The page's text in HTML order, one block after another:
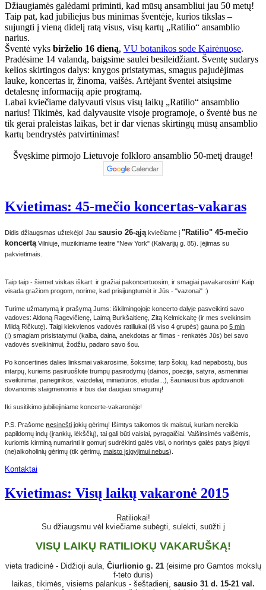
Džiaugiamės galėdami priminti, kad mūsų ansambliui jau 50 metų!
Taip pat, kad jubiliejus bus minimas šventėje, kurios tikslas –
sujungti į vieną didelį ratą visus, visų kartų „Ratilio“ ansamblio
narius.
Šventė vyks birželio 16 dieną, VU botanikos sode Kairėnuose.
Pradėsime 14 valandą, baigsime saulei besileidžiant. Šventę sudarys
kelios skirtingos dalys: knygos pristatymas, smagus pajudėjimas
lauke, koncertas ir, žinoma, vaišės. Artėjant šventei atsiųsime
detalesnę informaciją apie programą.
Labai kviečiame dalyvauti visus visų laikų „Ratilio“ ansamblio
narius! Tikimės, kad dalyvausite visoje programoje, o šventė bus ne
tik gerai praleistas laikas, bet ir dar vienas skirtingų mūsų ansamblio
kartų bendrystės patvirtinimas!
Švęskime pirmojo Lietuvoje folkloro ansamblio 50-metį drauge!
Kvietimas: 45-mečio koncertas-vakaras
Didis džiaugsmas užtekėjo! Jau sausio 26-ąją kviečiame į "Ratilio" 45-mečio
koncertą Vilniuje, muzikiniame teatre "New York" (Kalvarijų g. 85). Įėjimas su
pakvietimais.
Taip taip - šiemet viskas iškart: ir gražiai pakoncertuosim, ir smagiai pavakarosim! Kaip
visada gražiom progom, norime, kad prisijungtumėt ir Jūs - "vazonai" :)
Turime užmanymą ir prašymą Jums: iškilmingojoje koncerto dalyje pasveikinti savo
vadoves: Aldoną Ragevičienę, Laimą Burkšaitienę, Zitą Kelmickaitę (ir mes sveikinsim
Mildą Ričkutę). Taigi kiekvienos vadovės ratiliukai (iš viso 4 grupės) gauna po 5 min
(!) smagiam prisistatymui (kalba, daina, anekdotas ar filmas - renkatės Jūs) bei savo
vadovės sveikinimui, žodžiu, padaro savo šou.
Po koncertinės dalies linksmai vakarosime, šoksime; tarp šokių, kad nepabostų, bus
intarpų, kuriems pasiruoškite trumpų pasirodymų (dainos, poezija, satyra, asmeniniai
sveikinimai, panegirikos, vaizdeliai, miniatiūros, etiudai...), šauniausi bus apdovanoti
dovanomis staigmenomis ir bus dar daugiau smagumų!
Iki susitikimo jubiliejiniame koncerte-vakaronėje!
P.S. Prašome nesinešti jokių gėrimų! Išimtys taikomos tik maistui, kuriam nereikia
papildomų indų (įrankių, lėkščių), tai gali būti vaisiai, pyragaičiai. Vaišinsimės vaišėmis,
kuriomis kirminą numarinti ir gomurį sudrėkinti galės visi, o norintys galės patys įsigyti
(ne)alkoholinių gėrimų (tik gėrimų, maisto įsigyjimui nebus).
Kontaktai
Kvietimas: Visų laikų vakaronė 2015
Ratiliokai!
Su džiaugsmu vėl kviečiame subėgti, sulėkti, suūžti į
VISŲ LAIKŲ RATILIOKŲ VAKARUŠKĄ!
vieta tradicinė - Didžioji aula, Čiurlionio g. 21(eisime pro Gamtos mokslų
f-teto duris)
laikas, tikimės, visiems palankus - šeštadienį, sausio 31 d. 15-21 val.